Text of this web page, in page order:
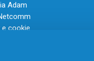
Adam
e cookie